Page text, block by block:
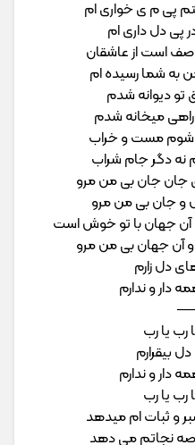
ﭘﻰ م ی ﺧﻮاری ام
ﭘﻰ دل داری ام
اﺳﺖ از ﻋﺎﺷﻘﺎن
ﺑﻪ ﺷﻤﺎ رﺳﻴﺪه ام
ﺗﻮ دﻳﻮاﻧﻪ ﺷﺪم
ﻣﻴﺨﺎﻧﻪ ﺷﺪم
ﺷﻮم ﻣﺴﺖ و ﺧﺮاب
دﮔﺮ ﺟﺎم ﺷﺮاب
ﺟﺎن ﺑﻰ ﻣﻦ ﻣﺮو
و ﺟﺎن ﺑﻰ ﻣﻦ ﻣﺮو
ﺟﻬﺎن ﺑﺎ ﺗﻮ ﺧﻮش اﺳﺖ
آن ﺟﻬﺎن ﺑﻰ ﻣﻦ ﻣﺮو
دل زارم
دار و ﻧﺪارم
رب ﻳﺎ رب
ﺑﻴﻘﺮارم
دار و ﻧﺪارم
رب ﻳﺎ رب
و ﺛﺒﺎت ام ﻣﻴﺪﻫﺪ
ﻧﺠﺎﺗﻢ ﻣﻰ دﻫﺪ